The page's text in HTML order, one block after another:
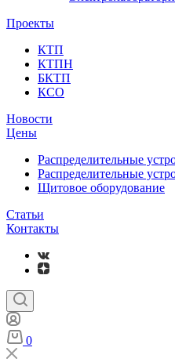
Проекты
КТП
КТПН
БКТП
КСО
Новости
Цены
Распределительные
Распределительные
Щитовое оборудование
Статьи
Контакты
0